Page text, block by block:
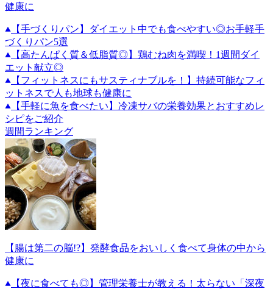
健康に
【手づくりパン】ダイエット中でも食べやすい◎お手軽手
づくりパン5選
【高たんぱく質＆低脂質◎】鶏むね肉を満喫！1週間ダイ
エット献立◎
【フィットネスにもサスティナブルを！】持続可能なフィ
ットネスで人も地球も健康に
【手軽に魚を食べたい】冷凍サバの栄養効果とおすすめレ
シピをご紹介
週間ランキング
【腸は第二の脳!?】発酵食品をおいしく食べて身体の中から
健康に
【夜に食べても◎】管理栄養士が教える！太らない「深夜